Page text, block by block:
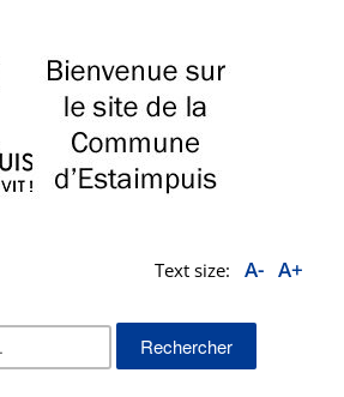
Text size: A- A+
Rechercher :